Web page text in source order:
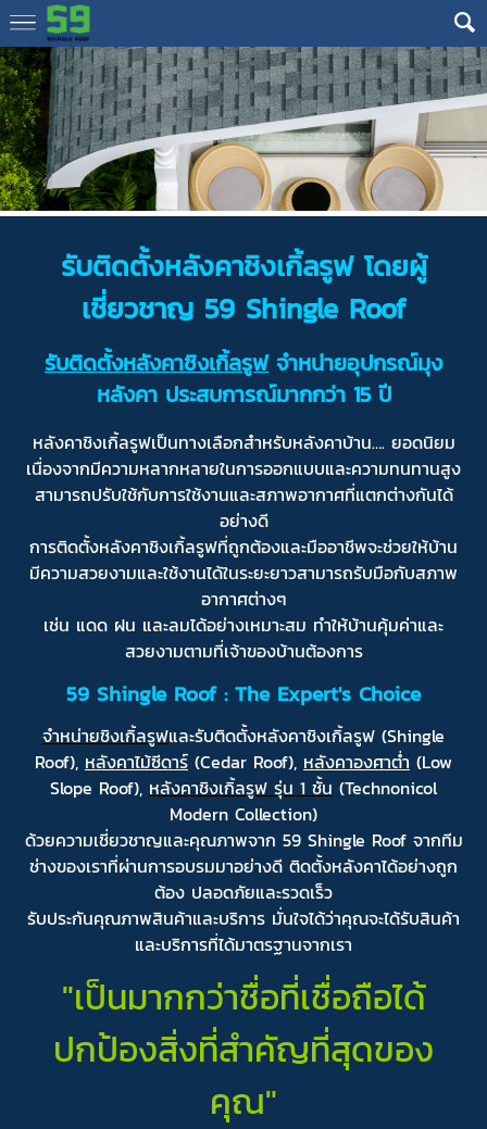
รับติดตั้งหลังคาชิงเกิ้ลรูฟโดยผู้
เชี่ยวชาญ 59 Shingle Roof
รับติดตั้งหลังคาชิงเกิ้ลรูฟจำหน่ายอุปกรณ์มุง
หลังคา ประสบการณ์มากกว่า 15 ปี
หลังคาชิงเกิ้ลรูฟเป็นทางเลือกสำหรับหลังคาบ้าน…. ยอดนิยม
เนื่องจากมีความหลากหลายในการออกแบบและความทนทานสูง
สามารถปรับใช้กับการใช้งานและสภาพอากาศที่แตกต่างกันได้
อย่างดี
การติดตั้งหลังคาชิงเกิ้ลรูฟที่ถูกต้องและมืออาชีพจะช่วยให้บ้าน
มีความสวยงามและใช้งานได้ในระยะยาวสามารถรับมือกับสภาพ
อากาศต่างๆ
เช่น แดด ฝน และลมได้อย่างเหมาะสม ทำให้บ้านคุ้มค่าและ
สวยงามตามที่เจ้าของบ้านต้องการ
59 Shingle Roof : The Expert's Choice
จำหน่ายชิงเกิ้ลรูฟและรับติดตั้งหลังคาชิงเกิ้ลรูฟ (Shingle
Roof), หลังคาไม้ซีดาร์ (Cedar Roof), หลังคาองศาต่ำ (Low
Slope Roof), หลังคาชิงเกิ้ลรูฟ รุ่น 1 ชั้น (Technonicol
Modern Collection)
ด้วยความเชี่ยวชาญและคุณภาพจาก 59 Shingle Roof จากทีม
ช่างของเราที่ผ่านการอบรมมาอย่างดี ติดตั้งหลังคาได้อย่างถูก
ต้อง ปลอดภัยและรวดเร็ว
รับประกันคุณภาพสินค้าและบริการ มั่นใจได้ว่าคุณจะได้รับสินค้า
และบริการที่ได้มาตรฐานจากเรา
"เป็นมากกว่าชื่อที่เชื่อถือได้
ปกป้องสิ่งที่สำคัญที่สุดของ
คุณ"